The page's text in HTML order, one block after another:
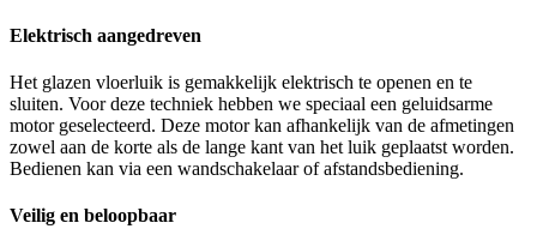
Elektrisch aangedreven
Het glazen vloerluik is gemakkelijk elektrisch te openen en te
sluiten. Voor deze techniek hebben we speciaal een geluidsarme
motor geselecteerd. Deze motor kan afhankelijk van de afmetingen
zowel aan de korte als de lange kant van het luik geplaatst worden.
Bedienen kan via een wandschakelaar of afstandsbediening.
Veilig en beloopbaar